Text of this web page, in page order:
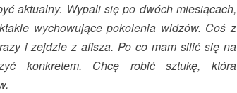
aktualny. Wypali się po dwóch miesiącach,
wychowujące pokolenia widzów. Coś z
i zejdzie z afisza. Po co mam silić się na
konkretem. Chcę robić sztukę, która